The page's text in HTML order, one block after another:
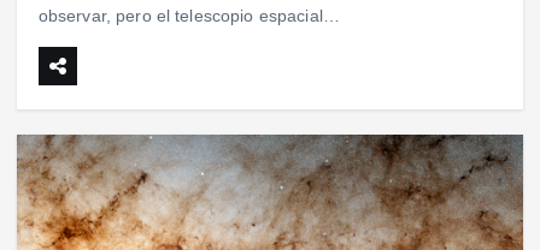
observar, pero el telescopio espacial…